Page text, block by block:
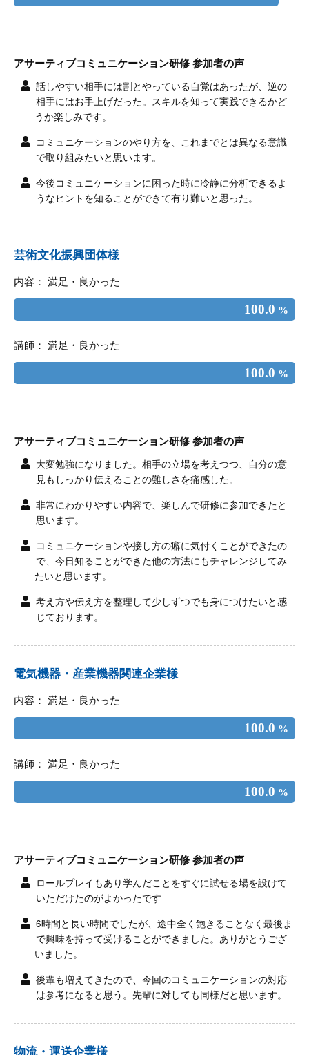
アサーティブコミュニケーション研修 参加者の声
話しやすい相手には割とやっている自覚はあったが、逆の
相手にはお手上げだった。スキルを知って実践できるかど
うか楽しみです。
コミュニケーションのやり方を、これまでとは異なる意識
で取り組みたいと思います。
今後コミュニケーションに困った時に冷静に分析できるよ
うなヒントを知ることができて有り難いと思った。
芸術文化振興団体様
内容： 満足・良かった
100.0 %
講師： 満足・良かった
100.0 %
アサーティブコミュニケーション研修 参加者の声
大変勉強になりました。相手の立場を考えつつ、自分の意
見もしっかり伝えることの難しさを痛感した。
非常にわかりやすい内容で、楽しんで研修に参加できたと
思います。
コミュニケーションや接し方の癖に気付くことができたの
で、今日知ることができた他の方法にもチャレンジしてみ
たいと思います。
考え方や伝え方を整理して少しずつでも身につけたいと感
じております。
電気機器・産業機器関連企業様
内容： 満足・良かった
100.0 %
講師： 満足・良かった
100.0 %
アサーティブコミュニケーション研修 参加者の声
ロールプレイもあり学んだことをすぐに試せる場を設けて
いただけたのがよかったです
6時間と長い時間でしたが、途中全く飽きることなく最後ま
で興味を持って受けることができました。ありがとうござ
いました。
後輩も増えてきたので、今回のコミュニケーションの対応
は参考になると思う。先輩に対しても同様だと思います。
物流・運送企業様